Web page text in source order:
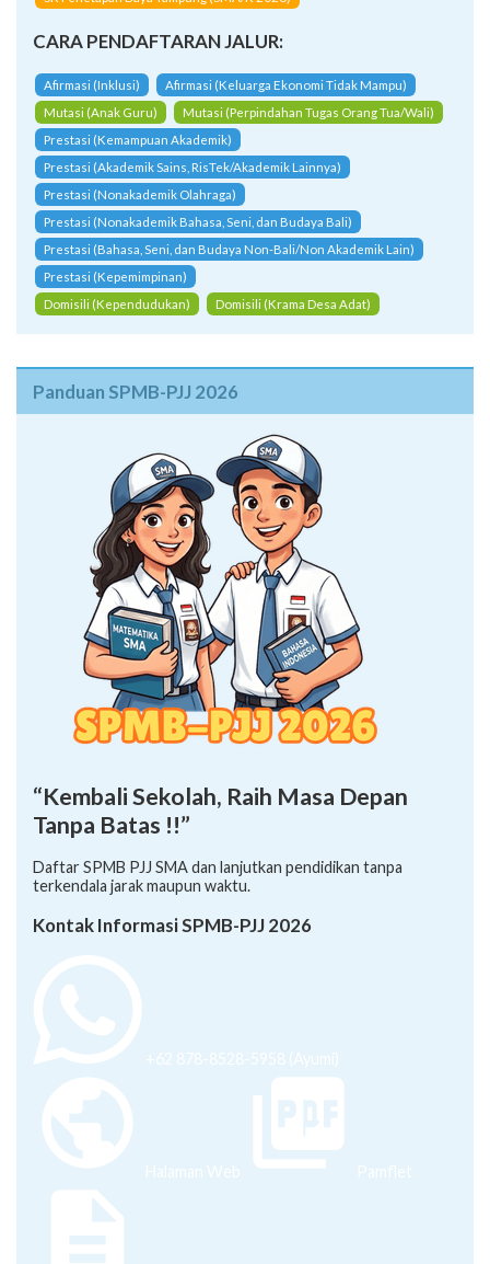
CARA PENDAFTARAN JALUR:
Afirmasi (Inklusi)
Afirmasi (Keluarga Ekonomi Tidak Mampu)
Mutasi (Anak Guru)
Mutasi (Perpindahan Tugas Orang Tua/Wali)
Prestasi (Kemampuan Akademik)
Prestasi (Akademik Sains, RisTek/Akademik Lainnya)
Prestasi (Nonakademik Olahraga)
Prestasi (Nonakademik Bahasa, Seni, dan Budaya Bali)
Prestasi (Bahasa, Seni, dan Budaya Non-Bali/Non Akademik Lain)
Prestasi (Kepemimpinan)
Domisili (Kependudukan)
Domisili (Krama Desa Adat)
Panduan SPMB-PJJ 2026
“Kembali Sekolah, Raih Masa Depan
Tanpa Batas !!”
Daftar SPMB PJJ SMA dan lanjutkan pendidikan tanpa
terkendala jarak maupun waktu.
Kontak Informasi SPMB-PJJ 2026
+62 878-8528-5958 (Ayumi)
Halaman Web Pamflet